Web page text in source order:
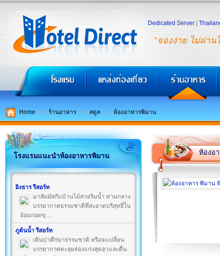
"จองง่าย ไม่ผ่าน
Dedicated Server
Home ร้านอาหาร สตูล ห้องอาหารพิมาน
โรงแรมแนะนำห้องอาหารพิมาน
อิงธาร รีสอร์ท
มาสัมผัสกับบ้านไม้สวยริมน้ำ ท่ามกลาง
บรรยากาศธรรมชาติที่สะอาดบริสุทธิ์ใน
อ้อมกอดขุ ...
ภูต้นน้ำ รีสอร์ท
เดินป่าศึกษาธรรมชาติ หรือจะเปลี่ยน
บรรยากาศตะลุยล่องแก่งสุดฮาและตื่น
ห้องอ